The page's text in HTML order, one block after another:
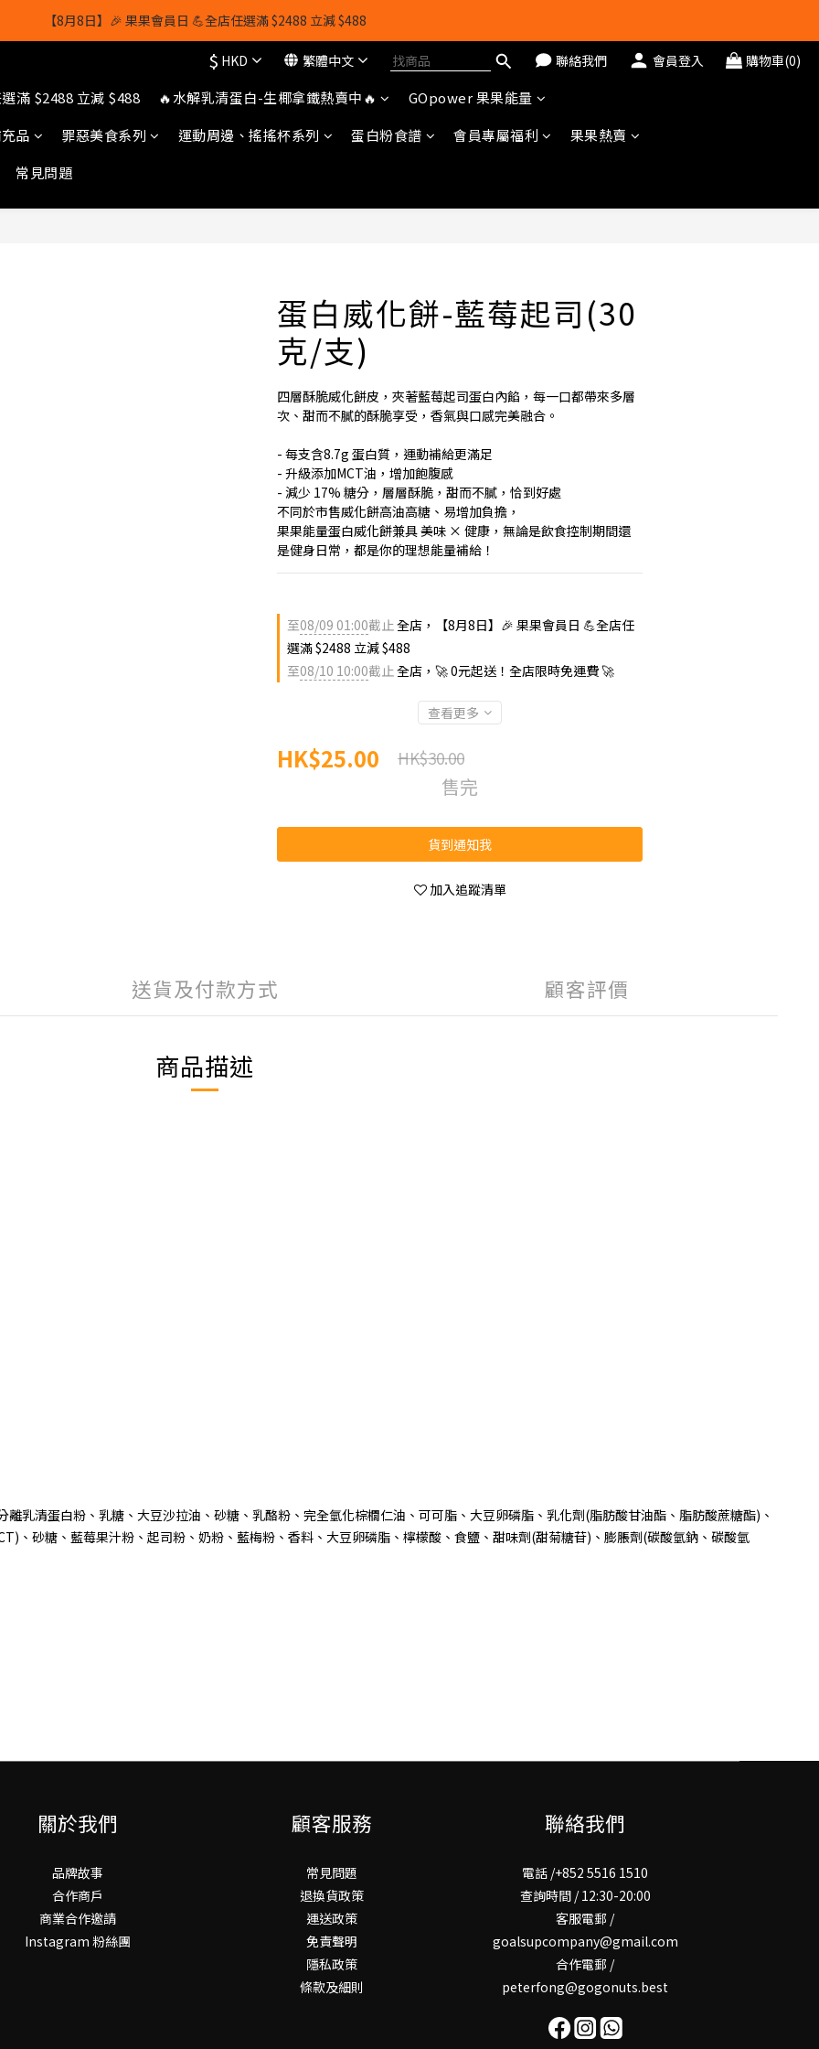
【8月8日】🎉 果果會員日 💪全店任選滿 $2488 立減 $488
【8月8日】🎉 果果會員日 💪全店任選滿 $2488 立減 $488
【1/8-31/8】8月下單即贈 蛋白威化餅×1-隨機口味
，可享全單*95折*，可與活動折扣疊加。[新會員優惠]新會員註冊即送$20購物金
【8月8日】🎉 果果會員日 💪全店任選滿 $2488 立減 $488
$ HKD 繁體中文 聯絡我們 會員登入 購物車(0)
滿 $2488 立減 $488 🔥水解乳清蛋白-生椰拿鐵熱賣中🔥
GOpower 果果能量
品
罪惡美食系列 運動周邊、搖搖杯系列 蛋白粉食譜 會員專屬福利
果果熱賣
常見問題
蛋白威化餅-藍莓起司(30
克/支)
四層酥脆威化餅皮，夾著藍莓起司蛋白內餡，每一口都帶來多層
次、甜而不膩的酥脆享受，香氣與口感完美融合。
- 每支含8.7g 蛋白質，運動補給更滿足
- 升級添加MCT油，增加飽腹感
- 減少 17% 糖分，層層酥脆，甜而不膩，恰到好處
不同於市售威化餅高油高糖、易增加負擔，
果果能量蛋白威化餅兼具 美味 × 健康，無論是飲食控制期間還
是健身日常，都是你的理想能量補給！
至08/09 01:00截止全店，【8月8日】🎉 果果會員日 💪全店任
選滿 $2488 立減 $488
至08/10 10:00截止全店，🚀 0元起送！全店限時免運費 🚀
查看更多
HK$25.00 HK$30.00
售完
貨到通知我
加入追蹤清單
送貨及付款方式 顧客評價
商品描述
離乳清蛋白粉、乳糖、大豆沙拉油、砂糖、乳酪粉、完全氫化棕櫚仁油、可可脂、大豆卵磷脂、乳化劑(脂肪酸甘油酯、脂肪酸蔗糖酯) 、
、砂糖、藍莓果汁粉、起司粉、奶粉、藍梅粉、香料、大豆卵磷脂、檸檬酸、食鹽、甜味劑(甜菊糖苷) 、膨脹劑(碳酸氫鈉、碳酸氫
關於我們
品牌故事
合作商戶
商業合作邀請
Instagram 粉絲團
顧客服務
常見問題
退換貨政策
運送政策
免責聲明
隱私政策
條款及細則
聯絡我們
電話 /+852 5516 1510
查詢時間 / 12:30-20:00
客服電郵 /
goalsupcompany@gmail.com
合作電郵 /
peterfong@gogonuts.best